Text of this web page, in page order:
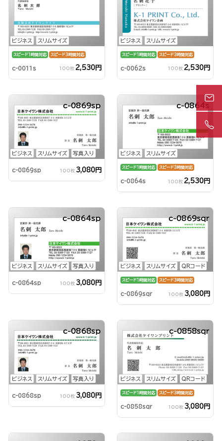
ビジネス スリムサイズ
スピード1時間対応 スピード3時間対応
c-0011s 100枚 2,530円
ビジネス スリムサイズ
スピード1時間対応 スピード3時間対応
c-0062s 100枚 2,530円
ビジネス スリムサイズ 写真入り
c-0869sp
c-0869sp 100枚 3,080円
ビジネス スリムサイズ
c-0864s
スピード1時間対応 スピード3時間対応
c-0864s 100枚 2,530円
ビジネス スリムサイズ 写真入り
c-0864sp
c-0864sp 100枚 3,080円
ビジネス スリムサイズ QRコード
c-0869sqr
スピード1時間対応 スピード3時間対応
c-0869sqr 100枚 3,080円
ビジネス スリムサイズ 写真入り
c-0868sp
c-0868sp 100枚 3,080円
ビジネス スリムサイズ QRコード
c-0858sqr
スピード1時間対応 スピード3時間対応
c-0858sqr 100枚 3,080円